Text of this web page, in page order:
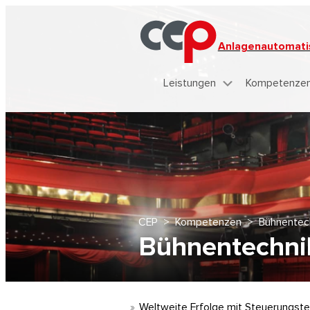
Leistungen
CEP >Kompetenzen>
Weltweite Erfolge mit